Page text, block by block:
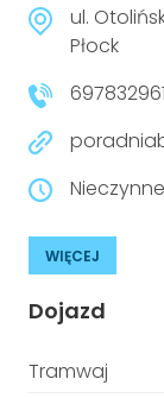
Prawo
Prawa osób z
Aktualności
Urządzenia IoT
ul.
Płock
697832961
Nieczynne
WIĘCEJ
Dojazd
Tramwaj